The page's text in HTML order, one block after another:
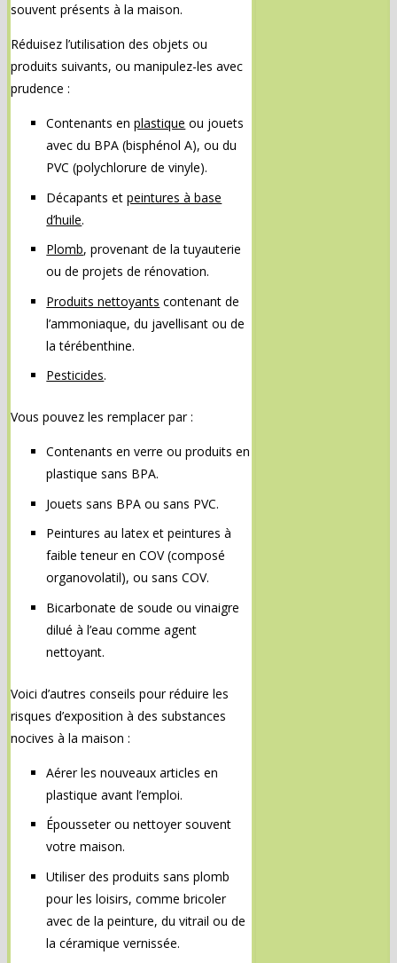
souvent présents à la maison.
Réduisez l’utilisation des objets ou
produits suivants, ou manipulez-les avec
prudence :
Contenants enplastique ou jouets
avec du BPA (bisphénol A), ou du
PVC (polychlorure de vinyle).
Décapants etpeintures à base
d’huile.
Plomb, provenant de la tuyauterie
ou de projets de rénovation.
Produits nettoyants contenant de
l’ammoniaque, du javellisant ou de
la térébenthine.
Pesticides.
Vous pouvez les remplacer par :
Contenants en verre ou produits en
plastique sans BPA.
Jouets sans BPA ou sans PVC.
Peintures au latex et peintures à
faible teneur en COV (composé
organovolatil), ou sans COV.
Bicarbonate de soude ou vinaigre
dilué à l’eau comme agent
nettoyant.
Voici d’autres conseils pour réduire les
risques d’exposition à des substances
nocives à la maison :
Aérer les nouveaux articles en
plastique avant l’emploi.
Épousseter ou nettoyer souvent
votre maison.
Utiliser des produits sans plomb
pour les loisirs, comme bricoler
avec de la peinture, du vitrail ou de
la céramique vernissée.